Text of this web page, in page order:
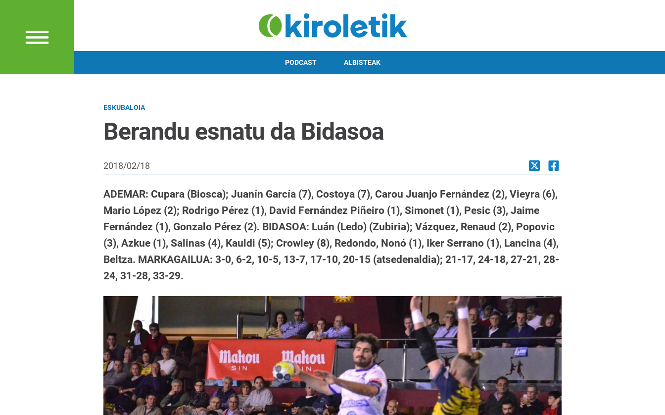
PODCAST ALBISTEAK
ESKUBALOIA
Berandu esnatu da Bidasoa
2018/02/18
ADEMAR: Cupara (Biosca); Juanín García (7), Costoya (7), Carou Juanjo Fernández (2), Vieyra (6),
Mario López (2); Rodrigo Pérez (1), David Fernández Piñeiro (1), Simonet (1), Pesic (3), Jaime
Fernández (1), Gonzalo Pérez (2). BIDASOA: Luán (Ledo) (Zubiria); Vázquez, Renaud (2), Popovic
(3), Azkue (1), Salinas (4), Kauldi (5); Crowley (8), Redondo, Nonó (1), Iker Serrano (1), Lancina (4),
Beltza. MARKAGAILUA: 3-0, 6-2, 10-5, 13-7, 17-10, 20-15 (atsedenaldia); 21-17, 24-18, 27-21, 28-
24, 31-28, 33-29.